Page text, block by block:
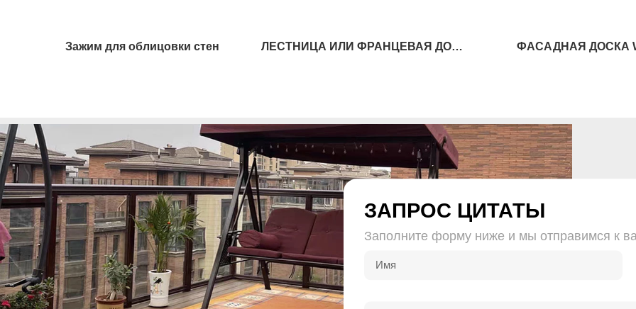
ФАСАДНАЯ ДОСКА WPC кромочная доска WPC
ЗАПРОС ЦИТАТЫ
Заполните форму ниже и мы отправимся к